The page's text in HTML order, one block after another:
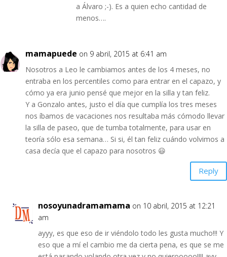
a Álvaro ;-). Es a quien echo cantidad de
menos….
mamapuede on 9 abril, 2015 at 6:41 am
Nosotros a Leo le cambiamos antes de los 4 meses, no
entraba en los percentiles como para entrar en el capazo, y
cómo ya era junio pensé que mejor en la silla y tan feliz.
Y a Gonzalo antes, justo el día que cumplía los tres meses
nos íbamos de vacaciones nos resultaba más cómodo llevar
la silla de paseo, que de tumba totalmente, para usar en
teoría sólo esa semana… Si si, él tan feliz cuándo volvimos a
casa decía que el capazo para nosotros 😃
Reply
nosoyunadramamama on 10 abril, 2015 at 12:21
am
ayyy, es que eso de ir viéndolo todo les gusta mucho!!! Y
eso que a mí el cambio me da cierta pena, es que se me